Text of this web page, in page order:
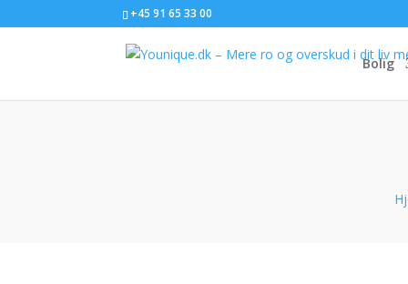
+45 91 65 33 00
Bolig